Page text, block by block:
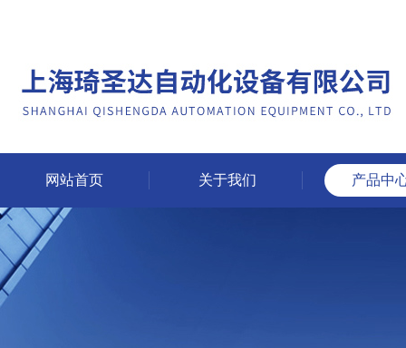
网站首页 关于我们 产品中